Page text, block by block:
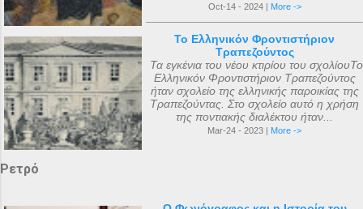
Oct-14 - 2024 | More ->
Το Ελληνικόν Φροντιστήριον
Τραπεζούντος
Τα εγκένια του νέου κτιρίου του σχολίουΤο
Ελληνικόν Φροντιστήριον Τραπεζούντος
ήταν σχολείο της ελληνικής παροικίας της
Τραπεζούντας. Στο σχολείο αυτό η χρήση
της ποντιακής διαλέκτου ήταν...
Mar-24 - 2023 | More ->
Ρετρό